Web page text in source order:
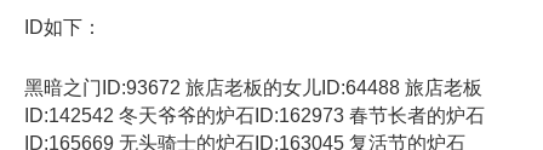
ID如下：
黑暗之门ID:93672 旅店老板的女儿ID:64488 旅店老板
ID:142542 冬天爷爷的炉石ID:162973 春节长者的炉石
ID:165669 无头骑士的炉石ID:163045 复活节的炉石